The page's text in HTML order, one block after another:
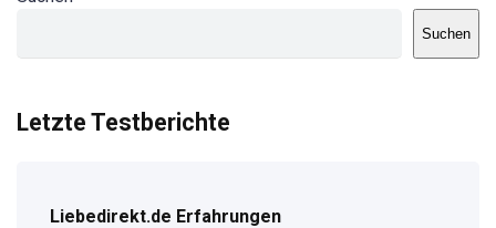
Suchen
Letzte Testberichte
Liebedirekt.de Erfahrungen